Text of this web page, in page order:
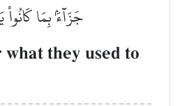
جَزَآءَۢ بِمَا
they used to